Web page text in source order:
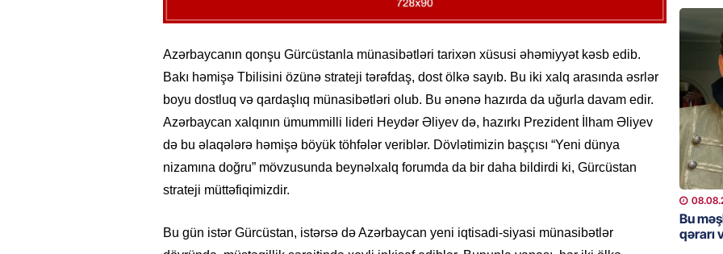
Azərbaycanın qonşu Gürcüstanla münasibətləri tarixən xüsusi əhəmiyyət kəsb edib.
Bakı həmişə Tbilisini özünə strateji tərəfdaş, dost ölkə sayıb. Bu iki xalq arasında əsrlər
boyu dostluq və qardaşlıq münasibətləri olub. Bu ənənə hazırda da uğurla davam edir.
Azərbaycan xalqının ümummilli lideri Heydər Əliyev də, hazırkı Prezident İlham Əliyev
də bu əlaqələrə həmişə böyük töhfələr veriblər. Dövlətimizin başçısı “Yeni dünya
nizamına doğru” mövzusunda beynəlxalq forumda da bir daha bildirdi ki, Gürcüstan
strateji müttəfiqimizdir.
Bu gün istər Gürcüstan, istərsə də Azərbaycan yeni iqtisadi-siyasi münasibətlər
GÜNDƏM
Hərbi
DÜNYA
Ad
Bu
qərarı